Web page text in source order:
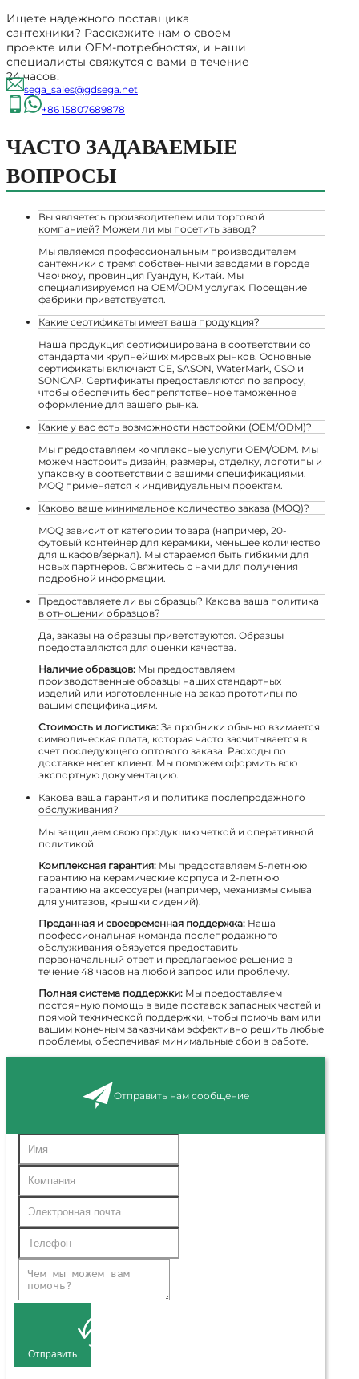
Ищете надежного поставщика
сантехники? Расскажите нам о своем
проекте или OEM-потребностях, и наши
специалисты свяжутся с вами в течение
24 часов.
sega_sales@gdsega.net
+86 15807689878
ЧАСТО ЗАДАВАЕМЫЕ
ВОПРОСЫ
Вы являетесь производителем или торговой
компанией? Можем ли мы посетить завод?
Мы являемся профессиональным производителем
сантехники с тремя собственными заводами в городе
Чаочжоу, провинция Гуандун, Китай. Мы
специализируемся на OEM/ODM услугах. Посещение
фабрики приветствуется.
Какие сертификаты имеет ваша продукция?
Наша продукция сертифицирована в соответствии со
стандартами крупнейших мировых рынков. Основные
сертификаты включают CE, SASON, WaterMark, GSO и
SONCAP. Сертификаты предоставляются по запросу,
чтобы обеспечить беспрепятственное таможенное
оформление для вашего рынка.
Какие у вас есть возможности настройки (OEM/ODM)?
Мы предоставляем комплексные услуги OEM/ODM. Мы
можем настроить дизайн, размеры, отделку, логотипы и
упаковку в соответствии с вашими спецификациями.
MOQ применяется к индивидуальным проектам.
Каково ваше минимальное количество заказа (MOQ)?
MOQ зависит от категории товара (например, 20-
футовый контейнер для керамики, меньшее количество
для шкафов/зеркал). Мы стараемся быть гибкими для
новых партнеров. Свяжитесь с нами для получения
подробной информации.
Предоставляете ли вы образцы? Какова ваша политика
в отношении образцов?
Да, заказы на образцы приветствуются. Образцы
предоставляются для оценки качества.
Наличие образцов: Мы предоставляем
производственные образцы наших стандартных
изделий или изготовленные на заказ прототипы по
вашим спецификациям.
Стоимость и логистика: За пробники обычно взимается
символическая плата, которая часто засчитывается в
счет последующего оптового заказа. Расходы по
доставке несет клиент. Мы поможем оформить всю
экспортную документацию.
Какова ваша гарантия и политика послепродажного
обслуживания?
Мы защищаем свою продукцию четкой и оперативной
политикой:
Комплексная гарантия: Мы предоставляем 5-летнюю
гарантию на керамические корпуса и 2-летнюю
гарантию на аксессуары (например, механизмы смыва
для унитазов, крышки сидений).
Преданная и своевременная поддержка: Наша
профессиональная команда послепродажного
обслуживания обязуется предоставить
первоначальный ответ и предлагаемое решение в
течение 48 часов на любой запрос или проблему.
Полная система поддержки: Мы предоставляем
постоянную помощь в виде поставок запасных частей и
прямой технической поддержки, чтобы помочь вам или
вашим конечным заказчикам эффективно решить любые
проблемы, обеспечивая минимальные сбои в работе.
Отправить нам сообщение
Отправить